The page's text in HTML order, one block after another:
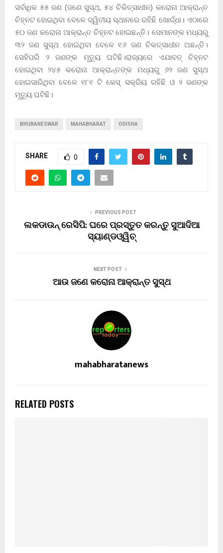
ସର୍ବାଧିକ ୫୫ ଜଣ (ଜଣେ ସୁସ୍ଥ, ୫୪ ଚିକିତ୍ସାଧୀନ) କରୋନା ଆକ୍ରାନ୍ତ
ଚିହ୍ନଟ ହୋଇଥିବା ବେଳେ ଦ୍ୱିତୀୟ ସ୍ଥାନରେ ରହିଛି ଖୋର୍ଦ୍ଧା। ଏଠାରେ
୫୦ ଜଣ କରୋନା ଆକ୍ରାନ୍ତ ଚିହ୍ନଟ ହୋଇଛନ୍ତି। ସେମାନଙ୍କ ମଧ୍ୟରୁ
୩୨ ଜଣ ସୁସ୍ଥ ହୋଇଥିବା ବେଳେ ୧୬ ଜଣ ଚିକତ୍ସାଧୀନ ଅଛନ୍ତି।
ସେହିପରି ୨ ଜଣଙ୍କ ମୃତ୍ୟୁ ଘଟିଛି।ରାଜ୍ୟରେ ଏଯାବତ୍ ଚିହ୍ନଟ
ହୋଇଥିବା ୨୪୫ କରୋନା ଆକ୍ରାନ୍ତଙ୍କ ମଧ୍ୟରୁ ୬୨ ଜଣ ସୁସ୍ଥ
ହୋଇସାରିଥିବା ବେଳେ ୧୮୧ ଟି କେସ୍ ସକ୍ରିୟ ରହିଛି ଓ ୨ ଜଣଙ୍କ
ମୃତ୍ୟୁ ଘଟିଛି।
BHUBANESWAR MAHABHARAT ODISHA
SHARE 0
PREVIOUS POST
ଲକଡାଉନ୍ ରେସିପି: ଘରେ ପ୍ରସ୍ତୁତ କରନ୍ତୁ ସୁଆଦିଆ
ସ୍ୟାଣ୍ଡଓ୍ୱିଚ୍
NEXT POST
ଆଉ ଜଣେ କରୋନା ଆକ୍ରାନ୍ତ ସୁସ୍ଥ
mahabharatanews
RELATED POSTS